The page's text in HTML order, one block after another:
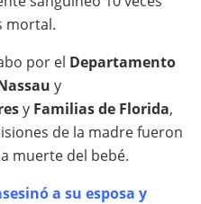
mortal.
por el Departamento
y
y Familias de Florida,
de la madre fueron
muerte del bebé.
a su esposa y